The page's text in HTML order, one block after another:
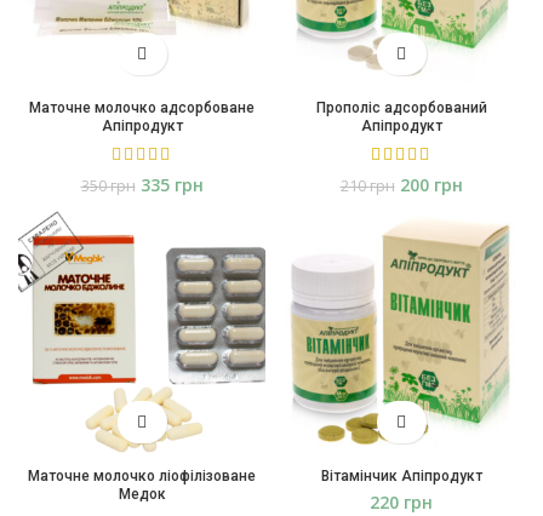
Маточне молочко адсорбоване
Апіпродукт
350грн 335 грн
Прополіс адсорбований
Апіпродукт
210грн 200 грн
Маточне молочко ліофілізоване
Медок
Вітамінчик Апіпродукт
грн